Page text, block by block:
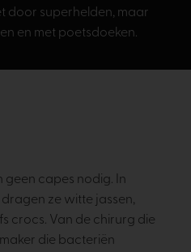
door superhelden, maar
en met poetsdoeken.
geen capes nodig. In
ze witte jassen,
crocs. Van de chirurg die
die bacteriën